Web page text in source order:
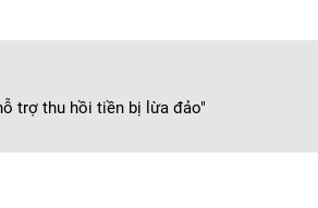
trợ thu hồi tiền bị lừa đảo"